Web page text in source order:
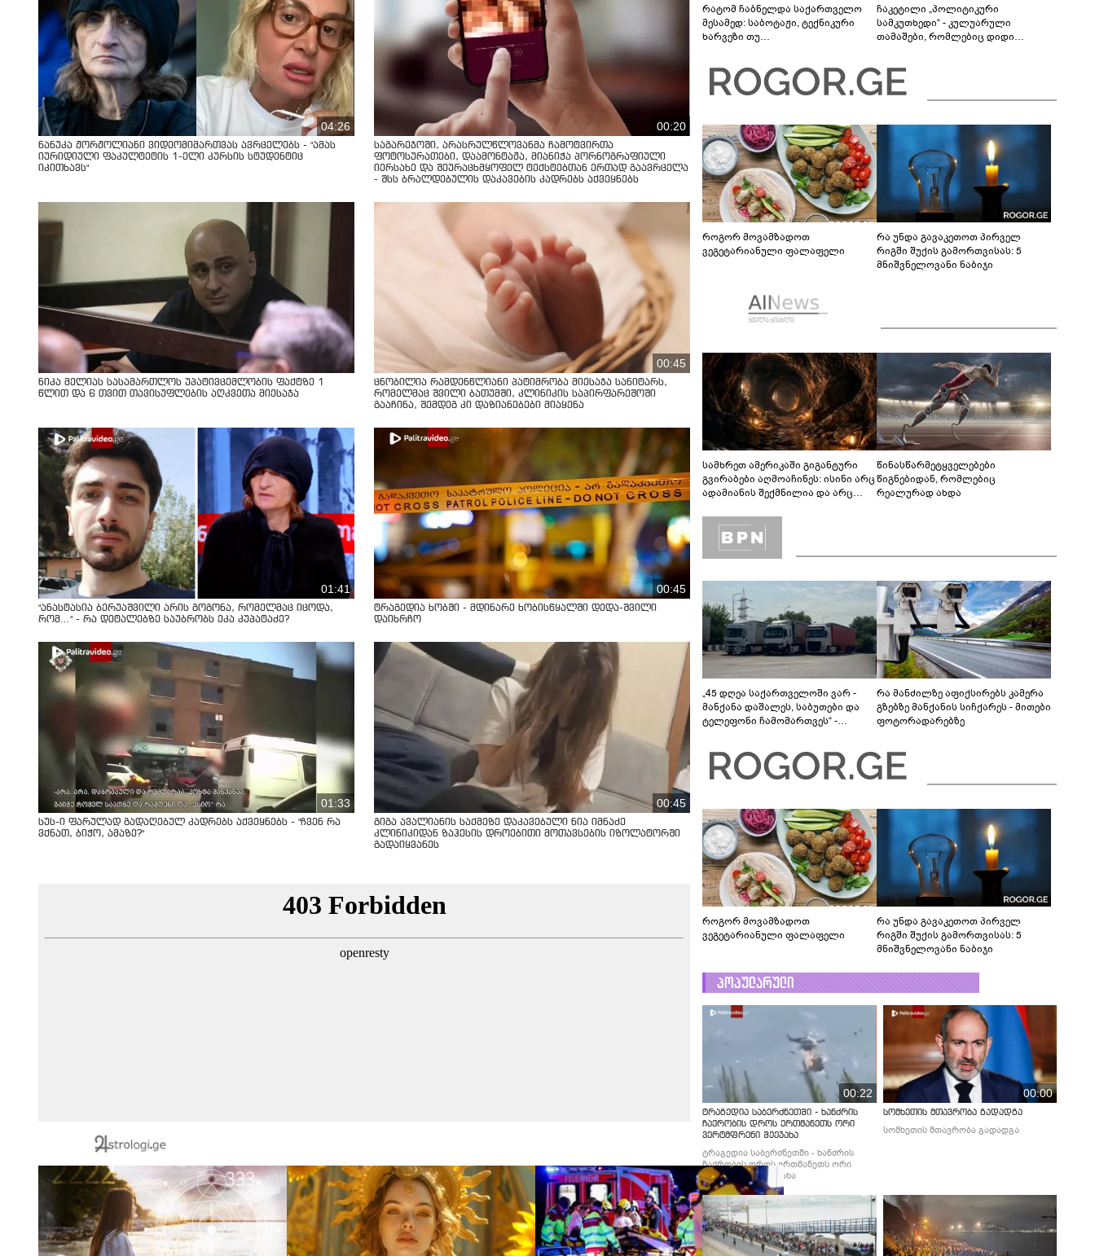
04:26
ნანუკა ჟორჟოლიანი ვიდეომიმართვას ავრცელებს - "ამას
იურიდიული ფაკულტეტის 1-ელი კურსის სტუდენტიც
იკითხავს"
00:20
საგარეჯოში, არასრულწლოვანმა ჩამოტვირთა
ფოტოსურათები, დაამონტაჟა, მიანიჭა პორნოგრაფიული
იერსახე და შეურაცხმყოფელ ტექსტებთან ერთად გაავრცელა
- შსს ბრალდებულის დაკავების კადრებს აქვეყნებს
ნიკა მელიას სასამართლოს უპატივცემლობის ფაქტზე 1
წლით და 6 თვით თავისუფლების აღკვეთა მიესაჯა
00:45
ცნობილია რამდენწლიანი პატიმრობა მიესაჯა სანიტარს,
რომელმაც შვილი ბათუმში, კლინიკის საპირფარეშოში
გააჩინა, შემდეგ კი დაზიანებები მიაყენა
01:41
"ანასტასია ბერუაშვილი არის გოგონა, რომელმაც იცოდა,
რომ..." - რა დეტალებზე საუბრობს ეკა კუპატაძე?
00:45
ტრაგედია ხობში - მდინარე ხობისწყალში დედა-შვილი
დაიხრჩო
01:33
სუს-ი ფარულად გადაღებულ კადრებს აქვეყნებს - "ჩვენ რა
ვქნათ, ბიჭო, ამაზე?"
00:45
გიგა ავალიანის საქმეზე დაკავებული ნია იმნაძე
კლინიკიდან ზაჰესის დროებითი მოთავსების იზოლატორში
გადაიყვანეს
რატომ ჩაბნელდა საქართველო
მესამედ: საბოტაჟი, ტექნიკური
ხარვეზი თუ
ჩაკეტილი „პოლიტიკური
სამკუთხედი“ - კულუარული
თამაშები, რომლებიც დიდი
როგორ მოვამზადოთ
ვეგეტარიანული ფალაფელი
რა უნდა გავაკეთოთ პირველ
რიგში შუქის გამორთვისას: 5
მნიშვნელოვანი ნაბიჯი
სამხრეთ ამერიკაში გიგანტური
გვირაბები აღმოაჩინეს: ისინი არც
ადამიანის შექმნილია და არც
ლაბირინთები?
წინასწარმეტყველებები
წიგნებიდან, რომლებიც
რეალურად ახდა
„45 დღეა საქართველოში ვარ -
მანქანა დაშალეს, საბუთები და
ტელეფონი ჩამომართვეს“ -
გავლას ვერ ახერხებენ
რა მანძილზე აფიქსირებს კამერა
გზებზე მანქანის სიჩქარეს - მითები
ფოტორადარებზე
როგორ მოვამზადოთ
ვეგეტარიანული ფალაფელი
რა უნდა გავაკეთოთ პირველ
რიგში შუქის გამორთვისას: 5
მნიშვნელოვანი ნაბიჯი
პოპულარული
00:22
ტრაგედია საბერძნეთში - ხანძრის
ჩაქრობის დროს ერთმანეთს ორი
ვერტმფრენი შეეჯახა
ტრაგედია საბერძნეთში - ხანძრის
ჩაქრობის დროს ერთმანეთს ორი
ვერტმფრენი შეეჯახა
00:00
სომხეთის მთავრობა გადადგა
სომხეთის მთავრობა გადადგა